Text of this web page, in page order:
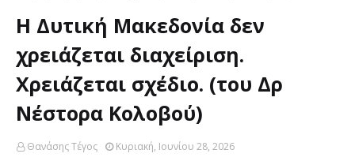
Η Δυτική Μακεδονία δεν
χρειάζεται διαχείριση.
Χρειάζεται σχέδιο. (του Δρ
Νέστορα Κολοβού)
Θανάσης Τέγος Κυριακή, Ιουνίου 28, 2026